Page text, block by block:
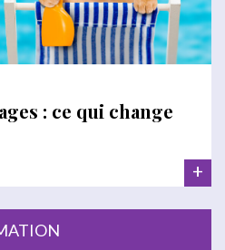
: ce qui change
+